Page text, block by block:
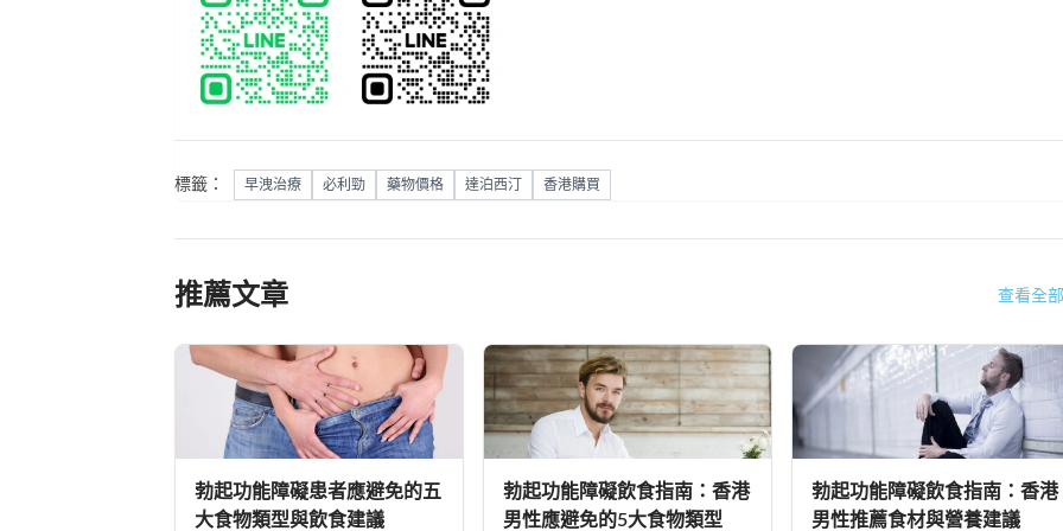
標籤： 早洩治療 必利勁 藥物價格 達泊西汀 香港購買
推薦文章 查看全部
勃起功能障礙患者應避免的五
大食物類型與飲食建議
勃起功能障礙飲食指南：香港
男性應避免的5大食物類型
勃起功能障礙飲食指南：香港
男性推薦食材與營養建議